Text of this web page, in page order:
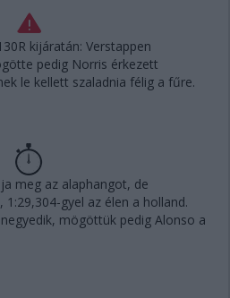
kijáratán: Verstappen
pedig Norris érkezett
le kellett szaladnia félig a fűre.
meg az alaphangot, de
gyel az élen a holland.
mögöttük pedig Alonso a